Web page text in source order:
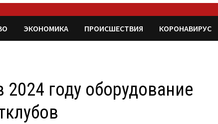
ЭКОНОМИКА ПРОИСШЕСТВИЯ КОРОНАВИРУС
году оборудование